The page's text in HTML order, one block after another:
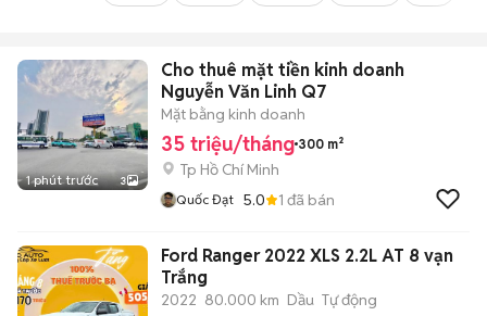
1 phút trước 3
Cho thuê mặt tiền kinh doanh
Nguyễn Văn Linh Q7
Mặt bằng kinh doanh
35 triệu/tháng 300 m²
Tp Hồ Chí Minh
Quốc Đạt 5.0 1 đã bán
Ford Ranger 2022 XLS 2.2L AT 8 vạn
Trắng
2022 80.000 km Dầu Tự động